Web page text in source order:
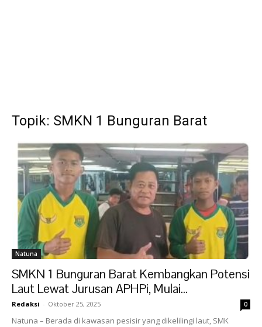
Topik: SMKN 1 Bunguran Barat
Natuna
SMKN 1 Bunguran Barat Kembangkan Potensi
Laut Lewat Jurusan APHPi, Mulai...
Redaksi - Oktober 25, 2025 0
Natuna – Berada di kawasan pesisir yang dikelilingi laut, SMK